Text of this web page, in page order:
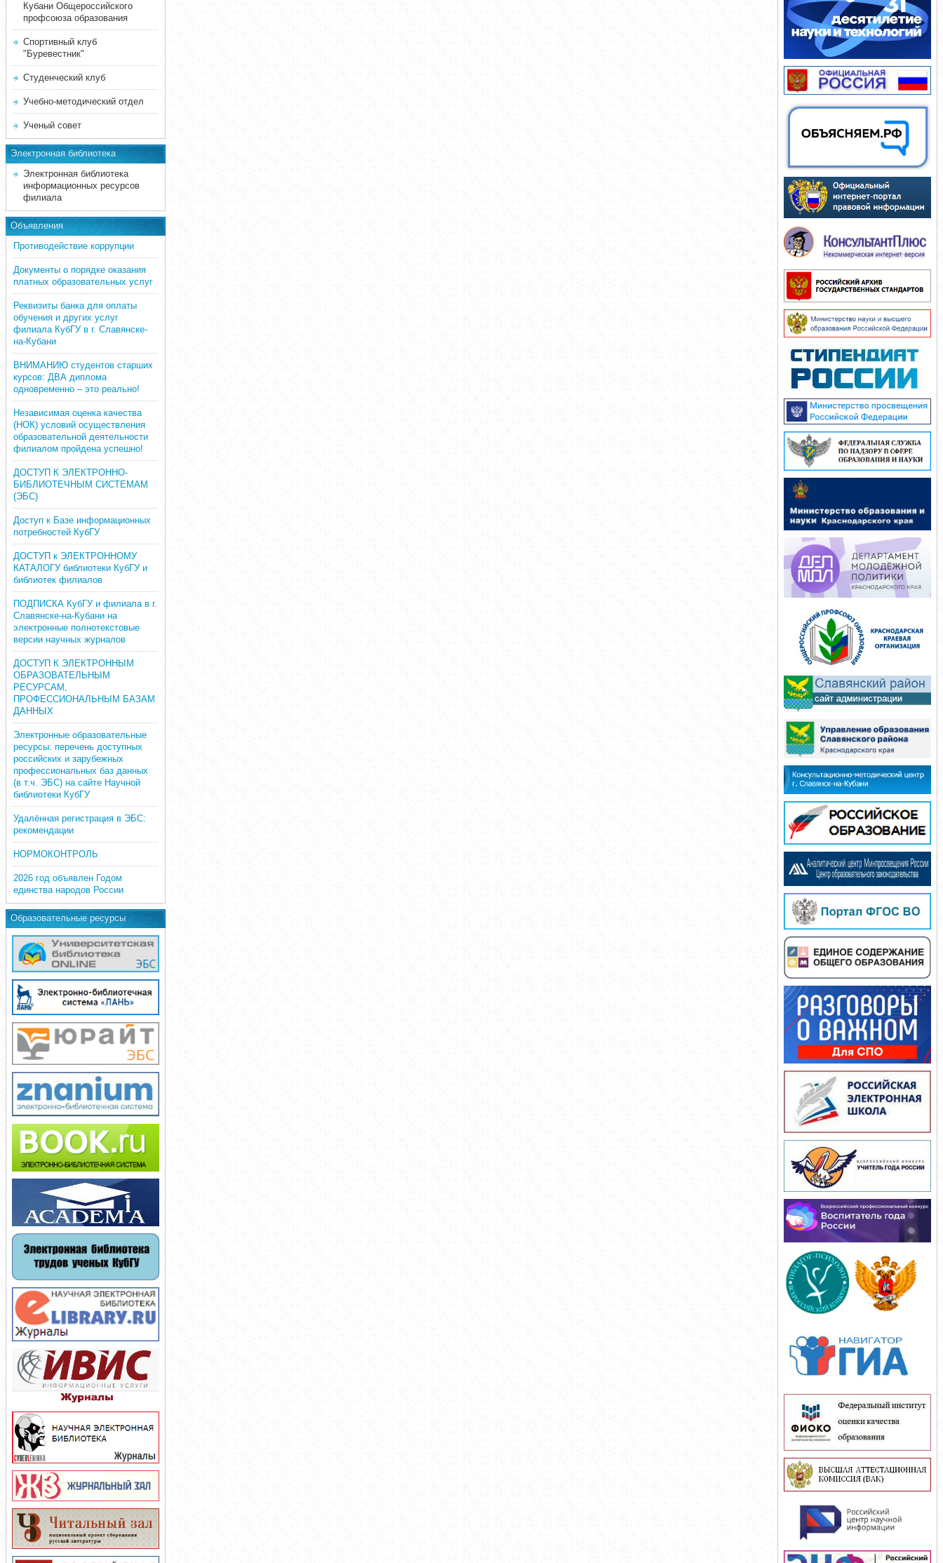
Кубани Общероссийского
профсоюза образования
Спортивный клуб
"Буревестник"
Студенческий клуб
Учебно-методический отдел
Ученый совет
Электронная библиотека
Электронная библиотека
информационных ресурсов
филиала
Объявления
Противодействие коррупции
Документы о порядке оказания
платных образовательных услуг
Реквизиты банка для оплаты
обучения и других услуг
филиала КубГУ в г. Славянске-
на-Кубани
ВНИМАНИЮ студентов старших
курсов: ДВА диплома
одновременно – это реально!
Независимая оценка качества
(НОК) условий осуществления
образовательной деятельности
филиалом пройдена успешно!
ДОСТУП К ЭЛЕКТРОННО-
БИБЛИОТЕЧНЫМ СИСТЕМАМ
(ЭБС)
Доступ к Базе информационных
потребностей КубГУ
ДОСТУП к ЭЛЕКТРОННОМУ
КАТАЛОГУ библиотеки КубГУ и
библиотек филиалов
ПОДПИСКА КубГУ и филиала в г.
Славянске-на-Кубани на
электронные полнотекстовые
версии научных журналов
ДОСТУП К ЭЛЕКТРОННЫМ
ОБРАЗОВАТЕЛЬНЫМ
РЕСУРСАМ,
ПРОФЕССИОНАЛЬНЫМ БАЗАМ
ДАННЫХ
Электронные образовательные
ресурсы: перечень доступных
российских и зарубежных
профессиональных баз данных
(в т.ч. ЭБС) на сайте Научной
библиотеки КубГУ
Удалённая регистрация в ЭБС:
рекомендации
НОРМОКОНТРОЛЬ
2026 год объявлен Годом
единства народов России
Образовательные ресурсы